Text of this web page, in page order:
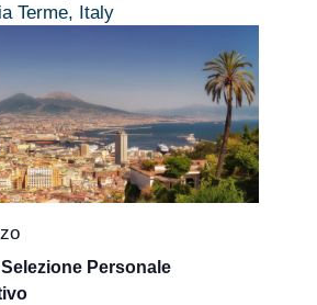
Terme, Italy
Personale